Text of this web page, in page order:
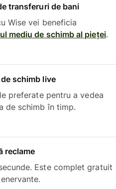
transferuri de bani
Wise vei beneficia
mediu de schimb al pieței.
schimb live
preferate pentru a vedea
de schimb în timp.
reclame
Este complet gratuit